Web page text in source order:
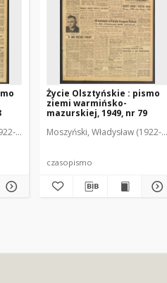
2001). Red. Mroczkowski,
Życie Olsztyńskie : pismo
ziemi warmińsko-
mazurskiej, 1949, nr 79
Moszyński, Władysław (1922-
czasopismo